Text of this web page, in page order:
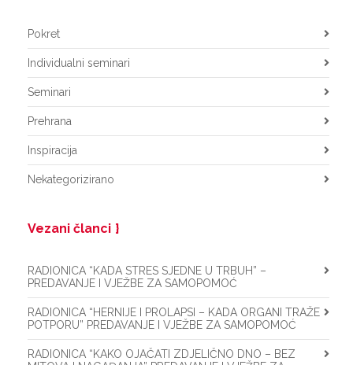
Pokret
Individualni seminari
Seminari
Prehrana
Inspiracija
Nekategorizirano
Vezani članci
RADIONICA “KADA STRES SJEDNE U TRBUH” –
PREDAVANJE I VJEŽBE ZA SAMOPOMOĆ
RADIONICA “HERNIJE I PROLAPSI – KADA ORGANI TRAŽE
POTPORU” PREDAVANJE I VJEŽBE ZA SAMOPOMOĆ
RADIONICA “KAKO OJAČATI ZDJELIČNO DNO – BEZ